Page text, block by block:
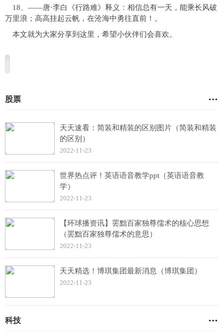
18、——唐·李白《行路难》释义：相信总有一天，能乘长风破
万里浪；高高挂起云帆，在沧海中勇往直前！。
本文就为大家分享到这里，希望小伙伴们会喜欢。
股票
天天速看：简装和精装的区别图片（简装和精装
的区别）
2022-11-23
世界热点评！英语语音教学ppt（英语语音教
学）
2022-11-23
【环球播资讯】罢黜百家独尊儒术的核心思想
（罢黜百家独尊儒术的意思）
2022-11-23
天天精选！博琪集团最新消息（博琪集团）
2022-11-23
科技